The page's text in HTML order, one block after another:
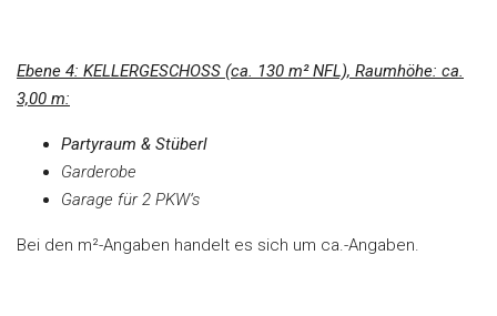
Ebene 4: KELLERGESCHOSS (ca. 130 m² NFL), Raumhöhe: ca.
3,00 m:
Partyraum & Stüberl
Garderobe
Garage für 2 PKW‘s
Bei den m²-Angaben handelt es sich um ca.-Angaben.